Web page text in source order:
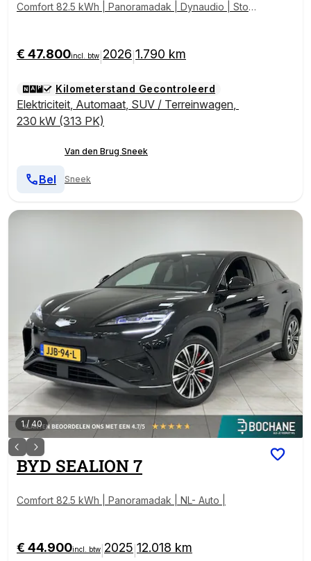
Comfort 82.5 kWh | Panoramadak | Dynaudio | Stoel
€ 47.800incl. btw 2026 1.790 km
Kilometerstand Gecontroleerd
Elektriciteit, Automaat, SUV / Terreinwagen,
230 kW (313 PK)
Van den Brug Sneek
Sneek
Bel
1/ 40
BYD SEALION 7
Comfort 82.5 kWh | Panoramadak | NL- Auto |
€ 44.900incl. btw 2025 12.018 km